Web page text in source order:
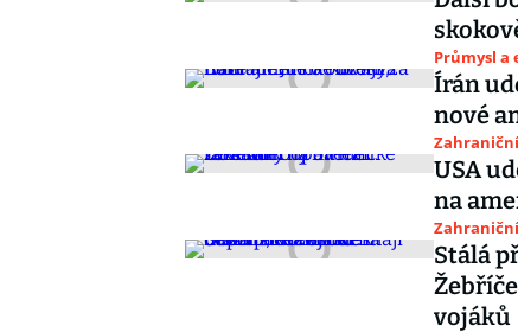
Průmysl a
Írán
nové
Zahraniční
USA
na
Zahraniční
Stálá
vojáků